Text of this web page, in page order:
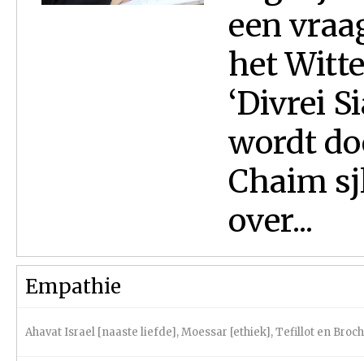
een
het
‘Divrei
wordt
Chaim
over...
Empathie
Ahavat Israel [naaste liefde],Moessar [ethiek],Tefillot en